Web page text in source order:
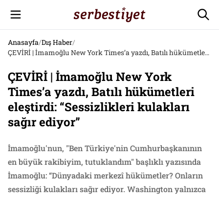
Anasayfa/Dış Haber/
ÇEVİRİ | İmamoğlu New York Times’a yazdı, Batılı hükümetleri eleştirdi: “Sessizlikleri kulakları sağır ediyor”
ÇEVİRİ | İmamoğlu New York
Times’a yazdı, Batılı hükümetleri
eleştirdi: “Sessizlikleri kulakları
sağır ediyor”
İmamoğlu'nun, "Ben Türkiye'nin Cumhurbaşkanının
en büyük rakibiyim, tutuklandım" başlıklı yazısında
İmamoğlu: “Dünyadaki merkezî hükümetler? Onların
sessizliği kulakları sağır ediyor. Washington yalnızca